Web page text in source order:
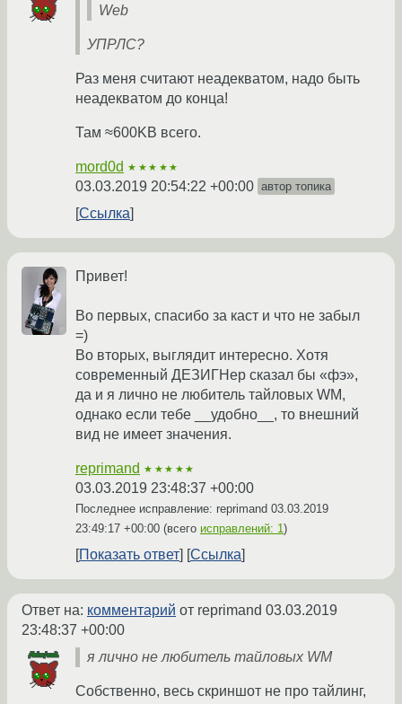
Web
УПРЛС?
Раз меня считают неадекватом, надо быть
неадекватом до конца!
Там ≈600KB всего.
mord0d ★★★★★
03.03.2019 20:54:22 +00:00 автор топика
Ссылка
Привет!
Во первых, спасибо за каст и что не забыл
=)
Во вторых, выглядит интересно. Хотя
современный ДЕЗИГНер сказал бы «фэ»,
да и я лично не любитель тайловых WM,
однако если тебе __удобно__, то внешний
вид не имеет значения.
reprimand ★★★★★
03.03.2019 23:48:37 +00:00
Последнее исправление: reprimand 03.03.2019
23:49:17 +00:00 (всего исправлений: 1)
Показать ответ Ссылка
Ответ на: комментарий от reprimand 03.03.2019
23:48:37 +00:00
я лично не любитель тайловых WM
Собственно, весь скриншот не про тайлинг,